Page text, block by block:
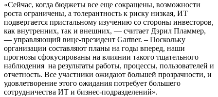
«Сейчас, когда бюджеты все еще сокращены, возможности
роста ограничены, а толерантность к риску низкая, ИТ
подвергается пристальному изучению со стороны инвесторов,
как внутренних, так и внешних, — считает Дэрил Пламмер,
— управляющий вице-президент Gartner. – Поскольку
организации составляют планы на годы вперед, наши
прогнозы сфокусированы на влиянии такого тщательного
наблюдения на результаты работы, процессы, пользователей и
отчетность. Все участники ожидают большей прозрачности, и
удовлетворение этого ожидания потребует большего
сотрудничества ИТ и бизнес-подразделений».